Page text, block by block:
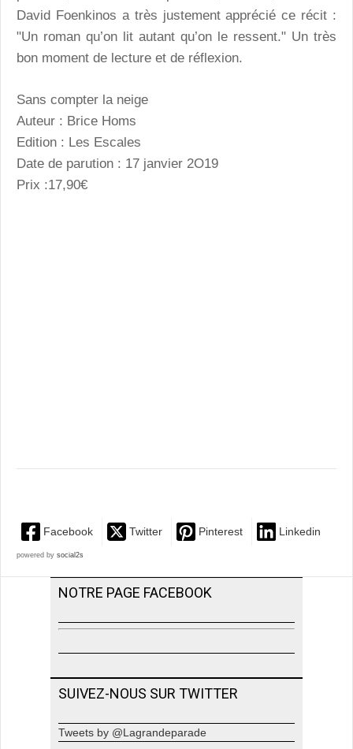
David Foenkinos a très justement apprécié ce récit :
"Un roman qu’on lit autant qu’on le ressent." Un très
bon moment de lecture et de réflexion.
Sans compter la neige
Auteur : Brice Homs
Edition : Les Escales
Date de parution : 17 janvier 2O19
Prix :17,90€
Facebook Twitter Pinterest Linkedin
powered by social2s
NOTRE PAGE FACEBOOK
SUIVEZ-NOUS SUR TWITTER
Tweets by @Lagrandeparade